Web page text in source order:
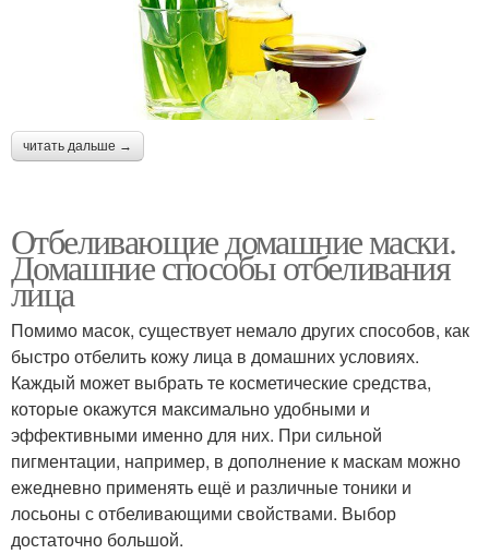
читать дальше →
Отбеливающие домашние маски.
Домашние способы отбеливания
лица
Помимо масок, существует немало других способов, как
быстро отбелить кожу лица в домашних условиях.
Каждый может выбрать те косметические средства,
которые окажутся максимально удобными и
эффективными именно для них. При сильной
пигментации, например, в дополнение к маскам можно
ежедневно применять ещё и различные тоники и
лосьоны с отбеливающими свойствами. Выбор
достаточно большой.